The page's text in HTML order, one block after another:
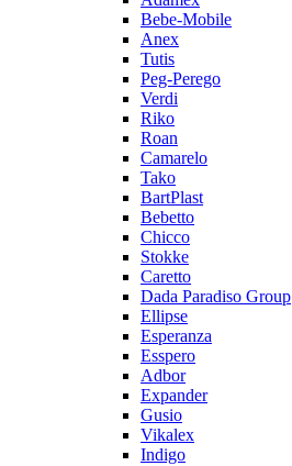
Bebe-Mobile
Anex
Tutis
Peg-Perego
Verdi
Riko
Roan
Camarelo
Tako
BartPlast
Bebetto
Chicco
Stokke
Caretto
Dada Paradiso Group
Ellipse
Esperanza
Esspero
Adbor
Expander
Gusio
Vikalex
Indigo